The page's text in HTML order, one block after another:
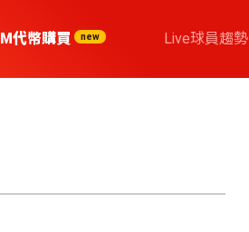
M代幣購買 new Live球員趨勢